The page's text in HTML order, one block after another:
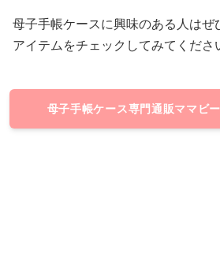
母子手帳ケースに興味のある人はぜ
アイテムをチェックしてみてくださ
母子手帳ケース専門通販ママビ